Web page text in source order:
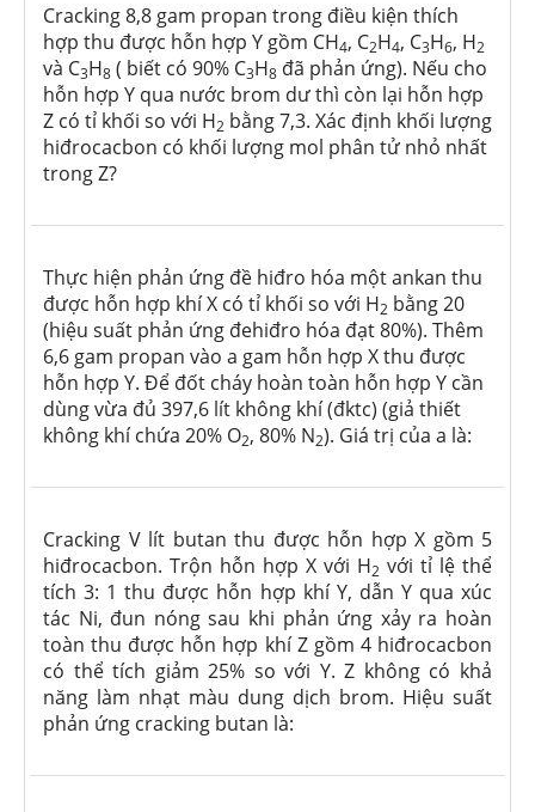
Cracking 8,8 gam propan trong điều kiện thích
hợp thu được hỗn hợp Y gồm CH4, C2H4, C3H6, H2
và C3H8 ( biết có 90% C3H8 đã phản ứng). Nếu cho
hỗn hợp Y qua nước brom dư thì còn lại hỗn hợp
Z có tỉ khối so với H2 bằng 7,3. Xác định khối lượng
hiđrocacbon có khối lượng mol phân tử nhỏ nhất
trong Z?
Thực hiện phản ứng đề hiđro hóa một ankan thu
được hỗn hợp khí X có tỉ khối so với H2 bằng 20
(hiệu suất phản ứng đehiđro hóa đạt 80%). Thêm
6,6 gam propan vào a gam hỗn hợp X thu được
hỗn hợp Y. Để đốt cháy hoàn toàn hỗn hợp Y cần
dùng vừa đủ 397,6 lít không khí (đktc) (giả thiết
không khí chứa 20% O2, 80% N2). Giá trị của a là:
Cracking V lít butan thu được hỗn hợp X gồm 5
hiđrocacbon. Trộn hỗn hợp X với H2 với tỉ lệ thể
tích 3: 1 thu được hỗn hợp khí Y, dẫn Y qua xúc
tác Ni, đun nóng sau khi phản ứng xảy ra hoàn
toàn thu được hỗn hợp khí Z gồm 4 hiđrocacbon
có thể tích giảm 25% so với Y. Z không có khả
năng làm nhạt màu dung dịch brom. Hiệu suất
phản ứng cracking butan là: